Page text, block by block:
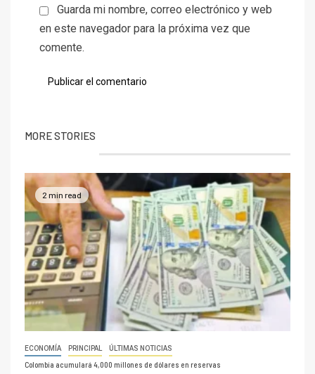
Guarda mi nombre, correo electrónico y web
en este navegador para la próxima vez que
comente.
MORE STORIES
2 min read
ECONOMÍA PRINCIPAL ÚLTIMAS NOTICIAS
Colombia acumulará 4,000 millones de dólares en reservas